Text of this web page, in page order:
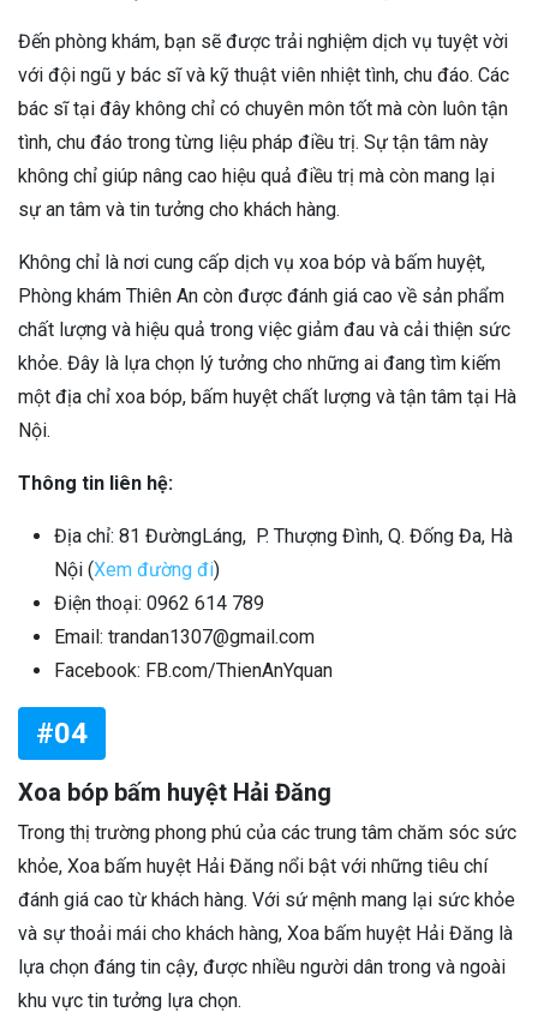
Đến phòng khám, bạn sẽ được trải nghiệm dịch vụ tuyệt vời
với đội ngũ y bác sĩ và kỹ thuật viên nhiệt tình, chu đáo. Các
bác sĩ tại đây không chỉ có chuyên môn tốt mà còn luôn tận
tình, chu đáo trong từng liệu pháp điều trị. Sự tận tâm này
không chỉ giúp nâng cao hiệu quả điều trị mà còn mang lại
sự an tâm và tin tưởng cho khách hàng.
Không chỉ là nơi cung cấp dịch vụ xoa bóp và bấm huyệt,
Phòng khám Thiên An còn được đánh giá cao về sản phẩm
chất lượng và hiệu quả trong việc giảm đau và cải thiện sức
khỏe. Đây là lựa chọn lý tưởng cho những ai đang tìm kiếm
một địa chỉ xoa bóp, bấm huyệt chất lượng và tận tâm tại Hà
Nội.
Thông tin liên hệ:
Địa chỉ: 81 ĐườngLáng, P. Thượng Đình, Q. Đống Đa, Hà
Nội (Xem đường đi)
Điện thoại: 0962 614 789
Email: trandan1307@gmail.com
Facebook: FB.com/ThienAnYquan
#04
Xoa bóp bấm huyệt Hải Đăng
Trong thị trường phong phú của các trung tâm chăm sóc sức
khỏe, Xoa bấm huyệt Hải Đăng nổi bật với những tiêu chí
đánh giá cao từ khách hàng. Với sứ mệnh mang lại sức khỏe
và sự thoải mái cho khách hàng, Xoa bấm huyệt Hải Đăng là
lựa chọn đáng tin cậy, được nhiều người dân trong và ngoài
khu vực tin tưởng lựa chọn.